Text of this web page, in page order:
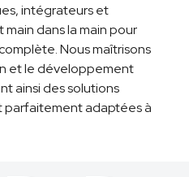
intégrateurs et
dans la main pour
Nous maîtrisons
et le développement
ainsi des solutions
adaptées à